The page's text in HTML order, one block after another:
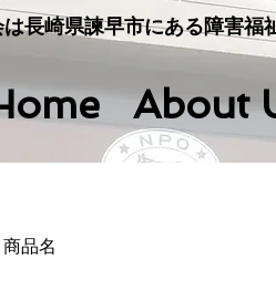
長崎県諫早市にある障害福
About
商品名